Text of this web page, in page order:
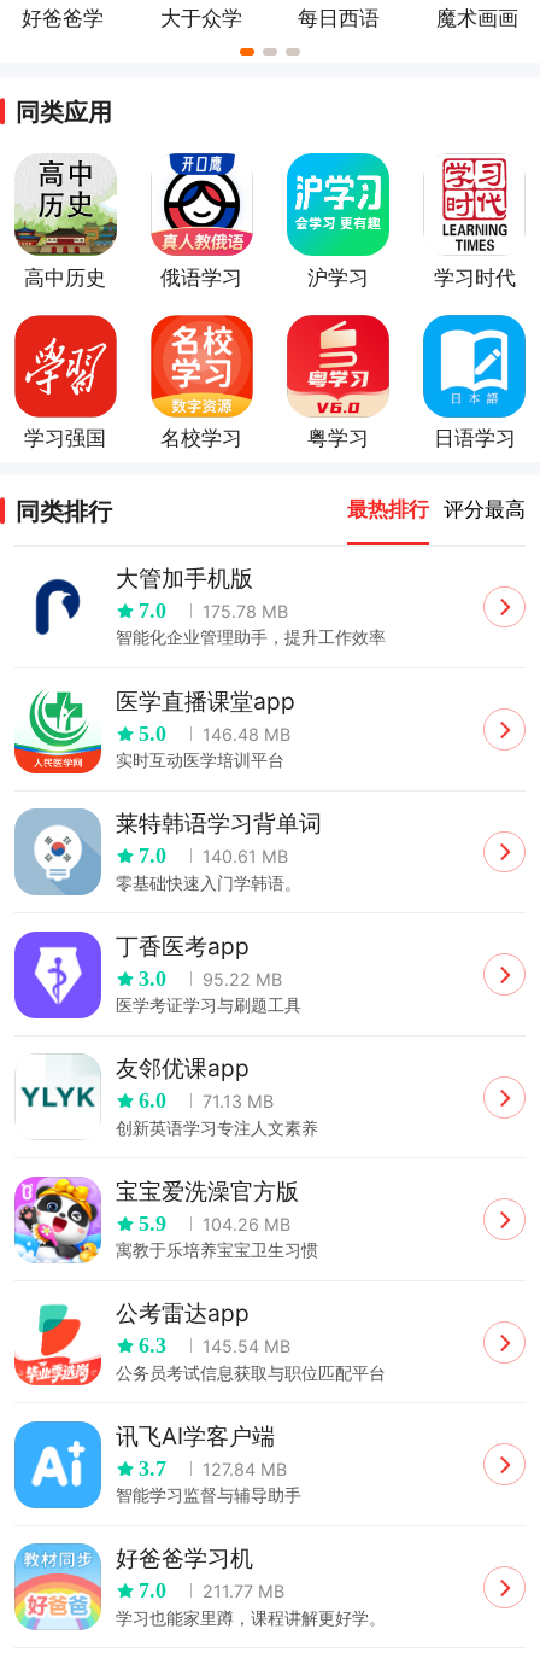
好爸爸学
大于众学
每日西语
魔术画画
同类应用
高中历史
俄语学习
沪学习
学习时代
学习强国
名校学习
粤学习
日语学习
同类排行 最热排行 评分最高
大管加手机版
7.0
175.78 MB
智能化企业管理助手，提升工作效率
医学直播课堂app
5.0
146.48 MB
实时互动医学培训平台
莱特韩语学习背单词
7.0
140.61 MB
零基础快速入门学韩语。
丁香医考app
3.0
95.22 MB
医学考证学习与刷题工具
友邻优课app
6.0
71.13 MB
创新英语学习专注人文素养
宝宝爱洗澡官方版
5.9
104.26 MB
寓教于乐培养宝宝卫生习惯
公考雷达app
6.3
145.54 MB
公务员考试信息获取与职位匹配平台
讯飞AI学客户端
3.7
127.84 MB
智能学习监督与辅导助手
好爸爸学习机
7.0
211.77 MB
学习也能家里蹲，课程讲解更好学。